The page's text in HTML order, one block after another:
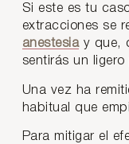
Si este es tu
extracciones se
anestesiay que,
sentirás un
Una vez ha
habitual que
Para mitigar el